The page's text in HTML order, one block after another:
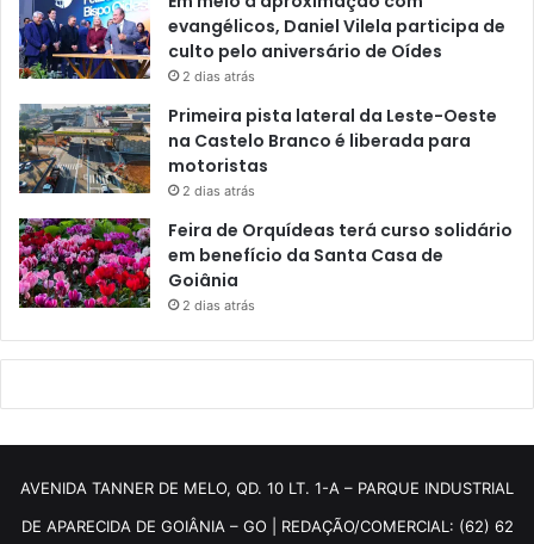
evangélicos, Daniel Vilela participa de
culto pelo aniversário de Oídes
2 dias atrás
Primeira pista lateral da Leste-Oeste
na Castelo Branco é liberada para
motoristas
2 dias atrás
Feira de Orquídeas terá curso solidário
em benefício da Santa Casa de
Goiânia
2 dias atrás
AVENIDA TANNER DE MELO, QD. 10 LT. 1-A – PARQUE INDUSTRIAL
DE APARECIDA DE GOIÂNIA – GO | REDAÇÃO/COMERCIAL: (62) 62